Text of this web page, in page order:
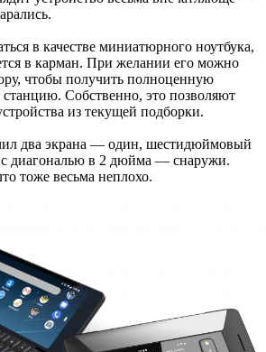
в качестве миниатюрного ноутбука,
в карман. При желании его можно
чтобы получить полноценную
Собственно, это позволяют
из текущей подборки.
два экрана — один, шестидюймовый
диагональю в 2 дюйма — снаружи.
тоже весьма неплохо.